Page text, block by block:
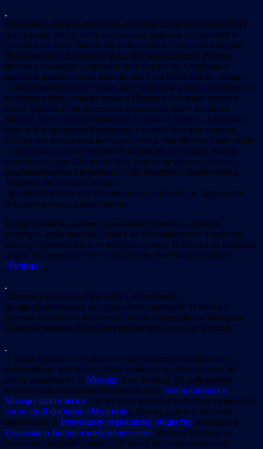
.
Для начала удалось получить выписку из домовой книги по
последнему месту жительства деда, адресов его братьев и
сестры я не знал. Важно было выяснить, откуда они родом.
Из отцовского рассказа я знал, что дед родился в Речице,
начинал трудовую деятельность в Киеве, был призван в
царскую армию, после революции стал НЭПманом, обладал
значительным имуществом, впоследствии у него отобранным,
во время войны строил завод в Вятских Полянах, потом в
эпоху борьбы с «безродными космополитами» лишился
работы, пытался прокормиться, снимаясь в кино, и доживал
свой век в крошечной комнатке с семьей из пяти человек.
Сестра его похоронив молодую дочку, зарезанную известным
хирургом во время неудачной операции на сердце, вскоре
скончалась сама. Старший брат ушел еще раньше, связь с
родственниками прервалась. Сын младшего брата уехал в
Америку, не оставив концов.
Прабабушка умерла в Москве перед войной. От прадеда не
осталось ничего, кроме имени.
Большую часть поисков я вел самостоятельно, развив
кипучую деятельность. Нашел на Востряковском кладбище
могилу прабабушки и ее младшего сына. Выписка из домовой
книги подтвердила место рождения, там было написано
«Речица».
.
Опираясь на это, я обратился к известному
профессиональному исследователю архивов. И хотя по
другим линиям он мне очень помог, в отношении фамилии
Паперно значимых результатов достичь, увы, не удалось.
.
А далее в результате долголетней обширной переписки с
различными архивами удалось выяснить, что подлинное
место рождения – г. Мозырь, а не Речица. Из найденных
впоследствии документов выяснилось, что проживая в
Мозыре фактически (где их отец работал мастером на местной
спичечной фабрике «Молния»), братья деда все же были
приписаны к Речицкому еврейскому обществу, а предки к
Глускому и Бобруйскому обществам. Не буду утруждать
читателя подробностями этой своей исследовательской